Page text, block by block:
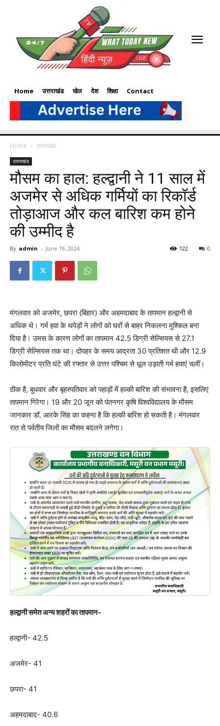
Home उत्तराखंड खेल देश शिक्षा Contact
Home उत्तराखंड
उत्तराखंड
मौसम का हाल: हल्द्वानी ने 11 साल में
अजमेर से अधिक गर्मियों का रिकॉर्ड
तोड़ाआज और कल बारिश कम होने
की उम्मीद है
By admin - June 19, 2024 0
122
मंगलवार को अजमेर, छपरा (बिहार) और अहमदाबाद के तापमान हल्द्वानी से
अधिक थे। गर्म हवा के थपेड़ों ने लोगों को घरों से बाहर निकलना मुश्किल बना
दिया है। उमस के कारण लोगों का तापमान 42.5 डिग्री सेल्सियस से 27.1
डिग्री सेल्सियस तक था। दोपहर के समय आद्रता 30 प्रतिशत थी और 12.9
किलोमीटर प्रति घंटे की रफ्तार से उत्तर पश्चिम से धूल उड़ाती गर्म हवाएं चलीं।
ठीक है, बुधवार और बृहस्पतिवार को पहाड़ों में हल्की बारिश की संभावना है, इसलिए
तापमान गिरेगा। 19 और 20 जून को पंतनगर कृषि विश्वविद्यालय के मौसम
जानकार डॉ. आरके सिंह का कहना है कि हल्की बारिश हो सकती है। मंगलवार
रात से पर्वतीय जिलों का मौसम बदलने लगेगा।
हल्द्वानी समेत अन्य शहरों का तापमान-
हल्द्वानी- 42.5
अजमेर- 41
छपरा- 41
अहमदाबाद- 40.6